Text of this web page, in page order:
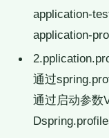
application-
application-
通过
通过启动参数